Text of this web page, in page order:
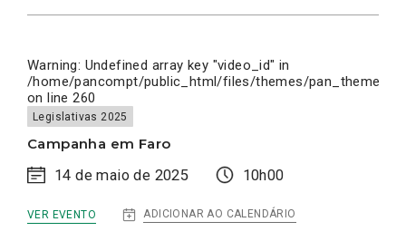
BRAGA
Warning: Undefined array key "video_id" in
/home/pancompt/public_html/files/themes/pan_theme/
on line260
Legislativas 2025
Campanha em Faro
14 de maio de 2025
10h00
VER EVENTO ADICIONAR AO CALENDÁRIO
:
CAMPANHA